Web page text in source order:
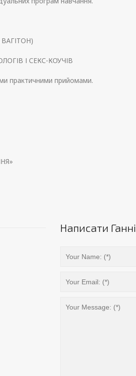
І СЕКС-КОУЧІВ
практичними прийомами.
Написати Ганні